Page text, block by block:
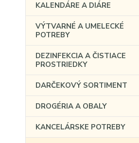
KALENDÁRE A DIÁRE
VÝTVARNÉ A UMELECKÉ
POTREBY
DEZINFEKCIA A ČISTIACE
PROSTRIEDKY
DARČEKOVÝ SORTIMENT
DROGÉRIA A OBALY
KANCELÁRSKE POTREBY